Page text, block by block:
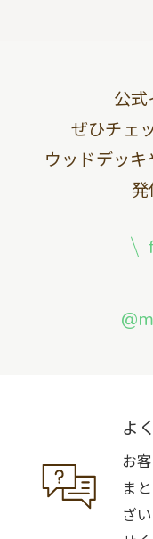
公
ぜひチェ
ウッドデッ
発
よ
お
ま
ざ